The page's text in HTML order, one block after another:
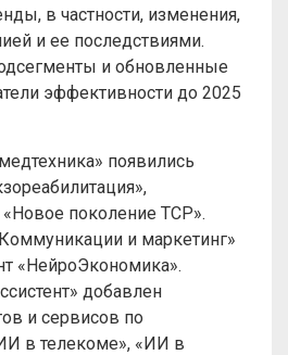
в частности, изменения,
и ее последствиями.
и обновленные
эффективности до 2025
появились
поколение TCP».
и маркетинг»
«НейроЭкономика».
добавлен
и сервисов по
в телекоме», «ИИ в